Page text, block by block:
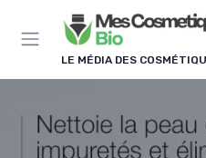
LE MÉDIA DES
Panneau de gestion des